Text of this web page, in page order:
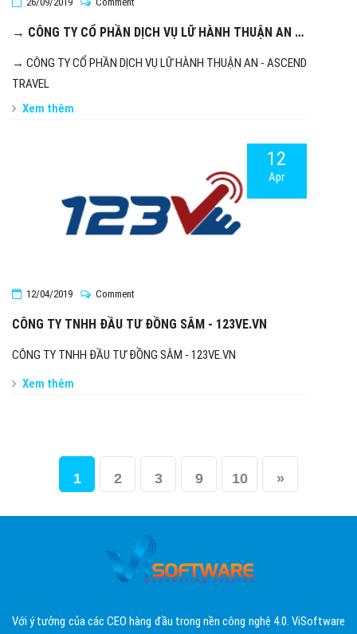
→ CÔNG TY CỔ PHẦN DỊCH VỤ LỮ HÀNH THUẬN AN -
ASCEND TRAVEL
→ CÔNG TY CỔ PHẦN DỊCH VỤ LỮ HÀNH THUẬN AN - ASCEND
TRAVEL
Xem thêm
12/04/2019 Comment
CÔNG TY TNHH ĐẦU TƯ ĐỒNG SÂM - 123VE.VN
CÔNG TY TNHH ĐẦU TƯ ĐỒNG SÂM - 123VE.VN
Xem thêm
12
Apr
1 2 3 9 10 »
Với ý tưởng của các CEO hàng đầu trong nền công nghệ 4.0. ViSoftware